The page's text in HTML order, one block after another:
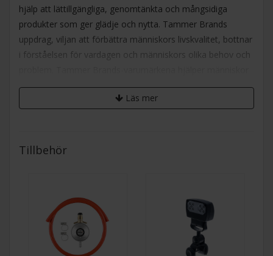
hjälp att lättillgängliga, genomtänkta och mångsidiga
produkter som ger glädje och nytta. Tammer Brands
uppdrag, viljan att förbättra människors livskvalitet, bottnar
i förståelsen för vardagen och människors olika behov och
att njuta mera av livet.
Varje Mustang-produkt har fulländats med omsorg.
Trolla enkelt fram kött-, grönsaks- och fiskrätter med
halster och rostfria ytor i uteköket rengörs enkelt med
Mustangs noggrant utvalda rengöringsredskap.
Läs mer
Tillbehör